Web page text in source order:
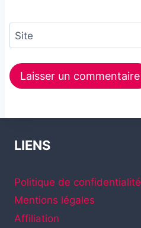
Site
LIENS
Politique de confidentialité
Mentions légales
Affiliation